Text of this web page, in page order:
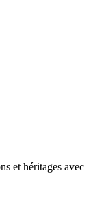
et héritages avec